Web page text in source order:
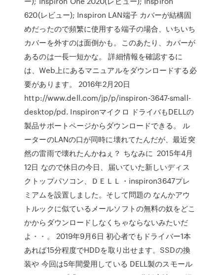
620(レビュー); Inspiron LAN端子 カバーが結構固
めだったので頻繁に使用する端子の場合、いちいち
カバーを外すのは面倒かも。このあたり、カバーが
あるのは一長一短かな。 詳細情報を確認するに
は、Web上にあるマニュアルをダウンロードする必
要があります。 2016年2月20日
http://www.dell.com/jp/p/inspiron-3647-small-
desktop/pd. Inspironマイクロ ドライバもDELLの
製品サポートページからダウンロードできる。 ル
ーターのLANの口が同時に壊れてたんだが、最近突
然の雷雨で壊れたんかねぇ？ ちなみに 2015年4月
12日 なので休日の今日、届いていた新しいディス
クトップパソコン、ＤＥＬＬ・inspiron3647プレ
ミアムを設置しました。そして問題の なんかアウ
トルックに似ているメールソフトの無料の奴をどこ
かからダウンロードしなくちゃならないみたいだ
よ・・。 2019年9月6日 初心者でもドライバー1本
あれば15分程度でHDDを取り出せます。SSDの換
装や 今回は5年間愛用している DELL製のスモール